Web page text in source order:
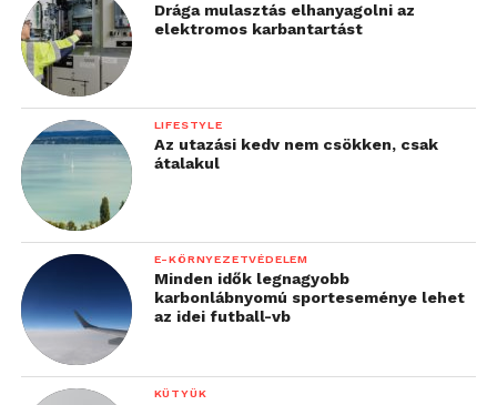
Drága mulasztás elhanyagolni az
elektromos karbantartást
LIFESTYLE
Az utazási kedv nem csökken, csak
átalakul
E-KÖRNYEZETVÉDELEM
Minden idők legnagyobb
karbonlábnyomú sporteseménye lehet
az idei futball-vb
KÜTYÜK